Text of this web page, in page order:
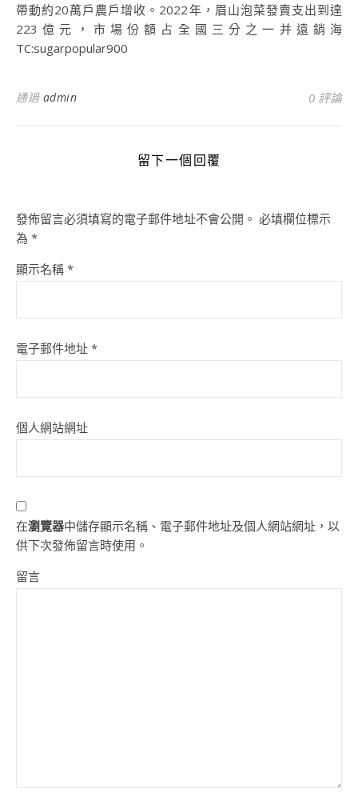
帶動約20萬戶農戶增收。2022年，眉山泡菜發賣支出到達
223億元，市場份額占全國三分之一并遠銷海
TC:sugarpopular900
通過 admin 0 評論
留下一個回覆
發佈留言必須填寫的電子郵件地址不會公開。 必填欄位標示
為 *
顯示名稱 *
電子郵件地址 *
個人網站網址
在瀏覽器中儲存顯示名稱、電子郵件地址及個人網站網址，以
供下次發佈留言時使用。
留言